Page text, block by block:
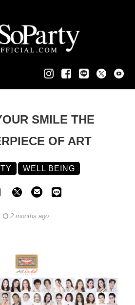
SMILE THE
OF ART
WELL BEING
2 months ago